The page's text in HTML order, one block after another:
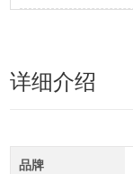
详细介绍
品牌